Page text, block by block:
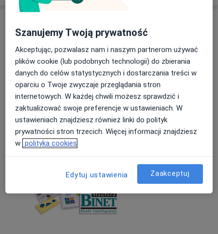
mgr Katarzyna Adamczyk
Górna 19A lokal 9, 25-415 Kielce
Pakiet 3 spotkań DIAGNOSTYCZNYCH: 800 zł
Test Inteligencji Skalą Stanford-Binet 5 to badanie
oceniające inteligencję i zdolności poznawcze u
dzieci od 2 roku życia oraz dorosłych.
Test Conners- badanie ADHD u dzieci,
Test ASRS- badanie pod kątem trudności
społecznych i innych zaburzeń zachowania.
Rejestracja tel. 500724380
Dowiedz się więcej
01/07/2026
Szanujemy Twoją prywatność
Akceptując, pozwalasz nam i naszym partnerom używać
plików cookie (lub podobnych technologii) do zbierania
danych do celów statystycznych i dostarczania treści w
oparciu o Twoje zwyczaje przeglądania stron
internetowych. W każdej chwili możesz sprawdzić i
zaktualizować swoje preferencje w ustawieniach. W
ustawieniach znajdziesz również linki do polityk
prywatności stron trzecich. Więcej informacji znajdziesz
w polityka cookies
Edytuj ustawienia Zaakceptuj